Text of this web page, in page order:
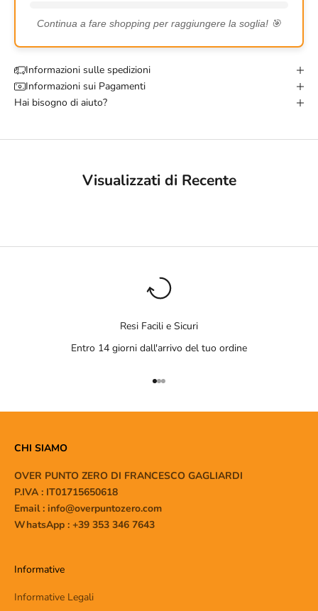
Continua a fare shopping per raggiungere la soglia! 🎯
Informazioni sulle spedizioni
Informazioni sui Pagamenti
Hai bisogno di aiuto?
Visualizzati di Recente
Resi Facili e Sicuri
Entro 14 giorni dall'arrivo del tuo ordine
Vai all'articolo 1
Vai all'articolo 2
Vai all'articolo 3
CHI SIAMO
OVER PUNTO ZERO DI FRANCESCO GAGLIARDI
P.IVA : IT01715650618
Email : info@overpuntozero.com
WhatsApp : +39 353 346 7643
Informative
Informative Legali